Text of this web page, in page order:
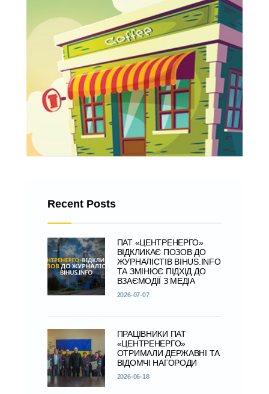
Recent Posts
ПАТ «ЦЕНТРЕНЕРГО»
ВІДКЛИКАЄ ПОЗОВ ДО
ЖУРНАЛІСТІВ BIHUS.INFO
ТА ЗМІНЮЄ ПІДХІД ДО
ВЗАЄМОДІЇ З МЕДІА
2026-07-07
ПРАЦІВНИКИ ПАТ
«ЦЕНТРЕНЕРГО»
ОТРИМАЛИ ДЕРЖАВНІ ТА
ВІДОМЧІ НАГОРОДИ
2026-06-18